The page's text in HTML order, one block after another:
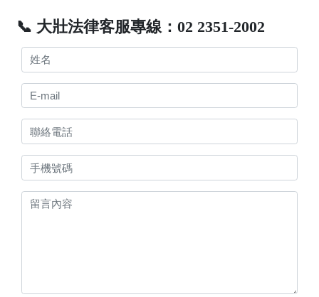
📞 大壯法律客服專線：02 2351-2002